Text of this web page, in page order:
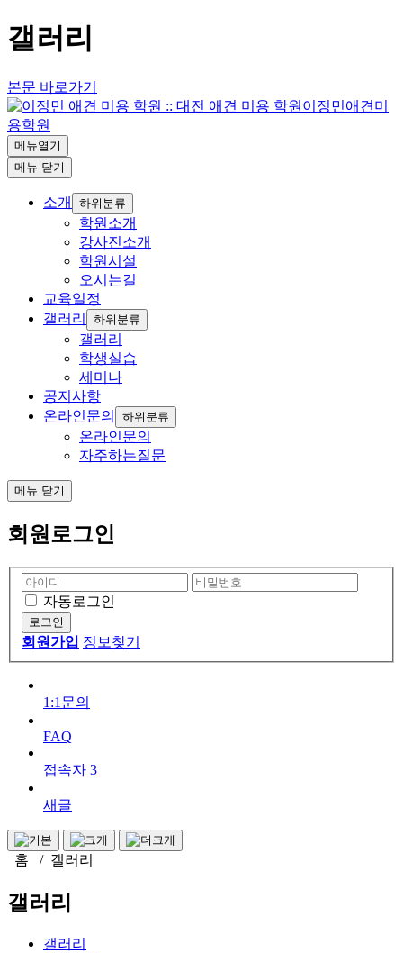
갤러리
본문 바로가기
이정민애견미
용학원
메뉴열기
메뉴 닫기
소개 하위분류
학원소개
강사진소개
학원시설
오시는길
교육일정
갤러리
하위분류
갤러리
학생실습
세미나
공지사항
온라인문의
하위분류
온라인문의
자주하는질문
메뉴 닫기
회원로그인
자동로그인
회원가입 정보찾기
1:1문의
FAQ
접속자 3
새글
홈 / 갤러리
갤러리
갤러리